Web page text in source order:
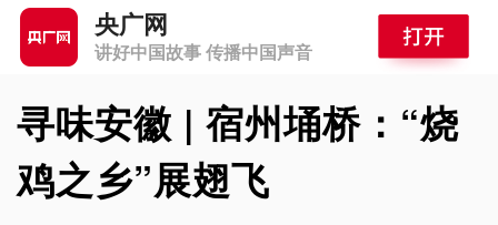
央广网
讲好中国故事 传播中国声音
寻味安徽 | 宿州埇桥：“烧
鸡之乡”展翅飞